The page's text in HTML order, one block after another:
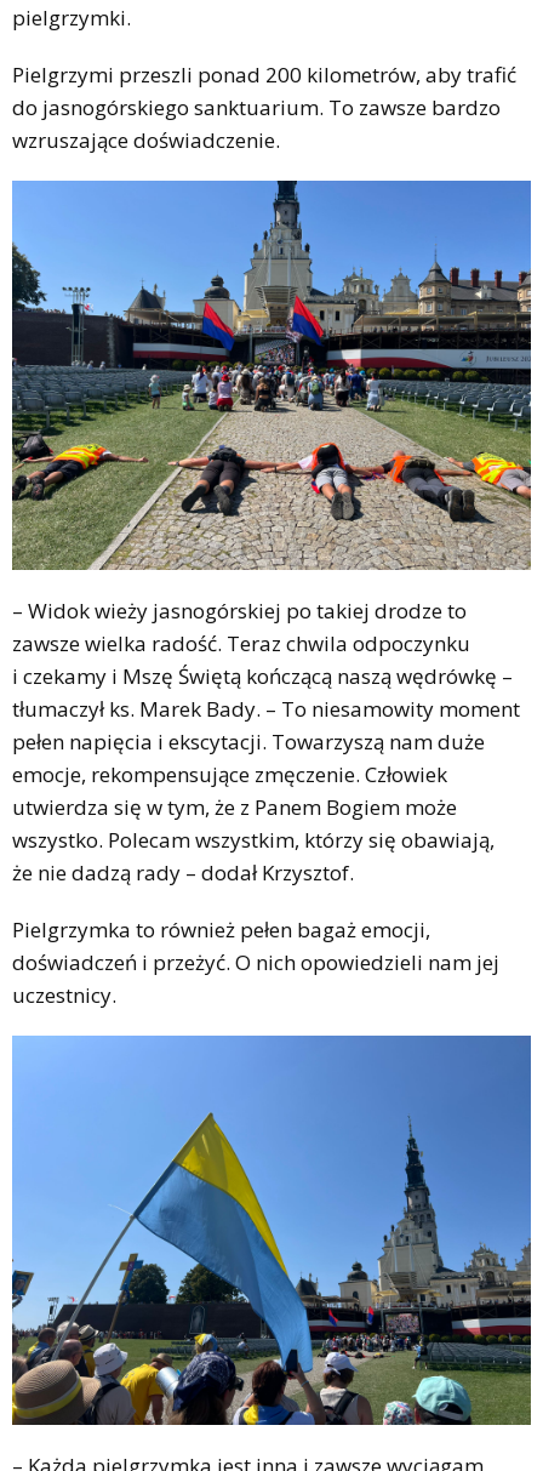
pielgrzymki.
Pielgrzymi przeszli ponad 200 kilometrów, aby trafić
do jasnogórskiego sanktuarium. To zawsze bardzo
wzruszające doświadczenie.
– Widok wieży jasnogórskiej po takiej drodze to
zawsze wielka radość. Teraz chwila odpoczynku
i czekamy i Mszę Świętą kończącą naszą wędrówkę –
tłumaczył ks. Marek Bady. – To niesamowity moment
pełen napięcia i ekscytacji. Towarzyszą nam duże
emocje, rekompensujące zmęczenie. Człowiek
utwierdza się w tym, że z Panem Bogiem może
wszystko. Polecam wszystkim, którzy się obawiają,
że nie dadzą rady – dodał Krzysztof.
Pielgrzymka to również pełen bagaż emocji,
doświadczeń i przeżyć. O nich opowiedzieli nam jej
uczestnicy.